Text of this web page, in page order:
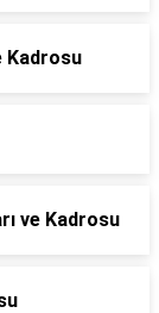
Kadrosu
ve Kadrosu